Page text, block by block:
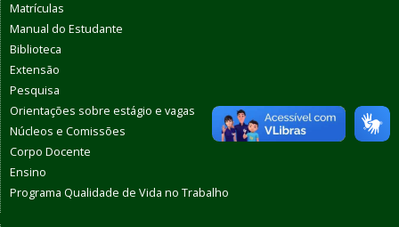
Matrículas
Manual do Estudante
Biblioteca
Extensão
Pesquisa
Orientações sobre estágio e vagas
Núcleos e Comissões
Corpo Docente
Ensino
Programa Qualidade de Vida no Trabalho